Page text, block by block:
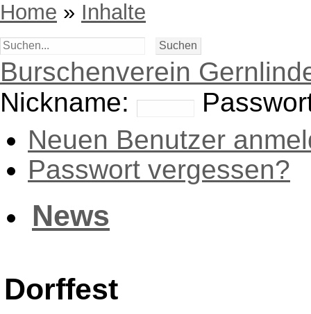
Home » Inhalte
Burschenverein
Nickname:
Neuen Benutzer
Passwort vergessen?
News
Dorffest